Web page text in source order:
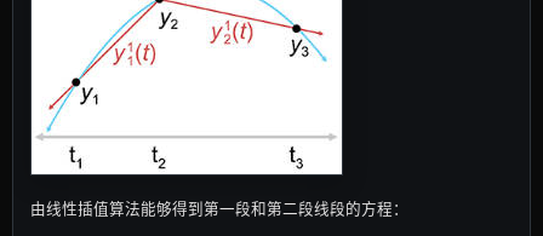
由线性插值算法能够得到第一段和第二段线段的方程：